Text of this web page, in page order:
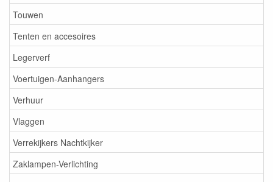
Touwen
Tenten en accesoires
Legerverf
Voertuigen-Aanhangers
Verhuur
Vlaggen
Verrekijkers Nachtkijker
Zaklampen-Verlichting